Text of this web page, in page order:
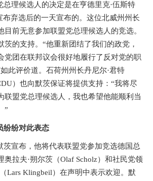
总理候选人的决定是在亨德里克·伍斯特
布弃选后的一天宣布的。这位北威州州长
目前无意参加联盟党总理候选人的竞选。
茨的支持。“他重新团结了我们的政党，
党团在联邦议会很好地履行了反对党的职
此评价道。石荷州州长丹尼尔·君特
）也向默茨保证将提供支持：“我将尽
联盟党总理候选人，我也希望他能顺利当
”
纷纷对此表态
茨宣布，他将代表联盟党参加竞选德国总
奥拉夫·朔尔茨（Olaf Scholz）和社民党领
Lars Klingbeil）在声明中表示欢迎。默